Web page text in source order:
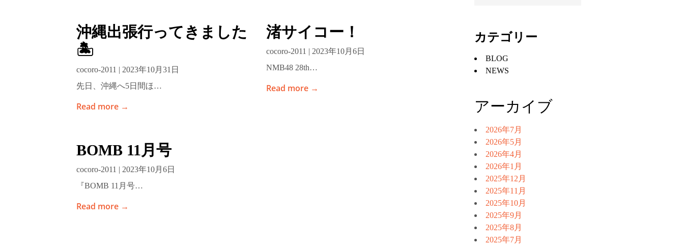
沖縄出張行ってきました
🏝️
cocoro-2011 | 2023年10月31日
先日、沖縄へ5日間ほ…
Read more →
渚サイコー！
cocoro-2011 | 2023年10月6日
NMB48 28th…
Read more →
BOMB 11月号
cocoro-2011 | 2023年10月6日
『BOMB 11月号…
Read more →
カテゴリー
BLOG
NEWS
アーカイブ
2026年7月
2026年5月
2026年4月
2026年1月
2025年12月
2025年11月
2025年10月
2025年9月
2025年8月
2025年7月